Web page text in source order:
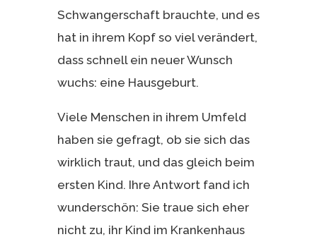
Schwangerschaft brauchte, und es
hat in ihrem Kopf so viel verändert,
dass schnell ein neuer Wunsch
wuchs: eine Hausgeburt.
Viele Menschen in ihrem Umfeld
haben sie gefragt, ob sie sich das
wirklich traut, und das gleich beim
ersten Kind. Ihre Antwort fand ich
wunderschön: Sie traue sich eher
nicht zu, ihr Kind im Krankenhaus